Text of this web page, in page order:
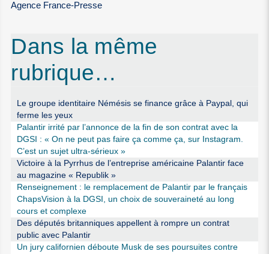
Agence France-Presse
Dans la même
rubrique…
Le groupe identitaire Némésis se finance grâce à Paypal, qui
ferme les yeux
Palantir irrité par l’annonce de la fin de son contrat avec la
DGSI : « On ne peut pas faire ça comme ça, sur Instagram.
C’est un sujet ultra-sérieux »
Victoire à la Pyrrhus de l’entreprise américaine Palantir face
au magazine « Republik »
Renseignement : le remplacement de Palantir par le français
ChapsVision à la DGSI, un choix de souveraineté au long
cours et complexe
Des députés britanniques appellent à rompre un contrat
public avec Palantir
Un jury californien déboute Musk de ses poursuites contre